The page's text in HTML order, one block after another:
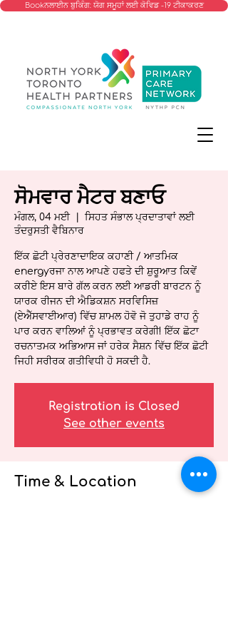
Bookਨਲਾਈਨ ਬੁਕਿੰਗ: ਯੋਗ ਸਮੂਹਾਂ ਲਈ ਕੋਵਿਡ -19 ਟੀਕਾਕਰਣ
ਸੋਮਵਾਰ ਮੈਟਰ ਬਣਾਓ
ਮੰਗਲ, 04 ਮਈ
  |
ਸਿਹਤ ਸੰਭਾਲ ਪ੍ਰਦਾਤਾਵਾਂ ਲਈ
ਤੰਦਰੁਸਤੀ ਵੈਬਿਨਾਰ
ਇੱਕ ਛੋਟੀ ਪ੍ਰੇਰਣਾਦਾਇਕ ਕਹਾਣੀ / ਆਤਮਿਕ
energyਰਜਾ ਨਾਲ ਆਪਣੇ ਹਫਤੇ ਦੀ ਸ਼ੁਰੂਆਤ ਕਿਵੇਂ
ਕਰੀਏ ਇਸ ਬਾਰੇ ਗੱਲ ਕਰਨ ਲਈ ਆਡਰੀ ਬਾਰਟਨ ਨੂੰ
ਯਾਰਕ ਰੀਜਨ ਦੀ ਐਡਿਕਸ਼ਨ ਸਰਵਿਸਿਜ਼
(ਏਐੱਸਵਾਈਆਰ) ਵਿੱਚ ਸ਼ਾਮਲ ਹੋਵੋ ਜੋ ਤੁਹਾਡੇ ਰਾਹ ਨੂੰ
ਪਾਰ ਕਰਨ ਵਾਲਿਆਂ ਨੂੰ ਪ੍ਰਭਾਵਤ ਕਰੇਗੀ! ਇੱਕ ਛੋਟਾ
ਰਚਨਾਤਮਕ ਅਭਿਆਸ ਜਾਂ ਹਰੇਕ ਸੈਸ਼ਨ ਵਿੱਚ ਇੱਕ ਛੋਟੀ
ਜਿਹੀ ਸਰੀਰਕ ਗਤੀਵਿਧੀ ਹੋ ਸਕਦੀ ਹੈ.
Registration is Closed
See other events
Time & Location